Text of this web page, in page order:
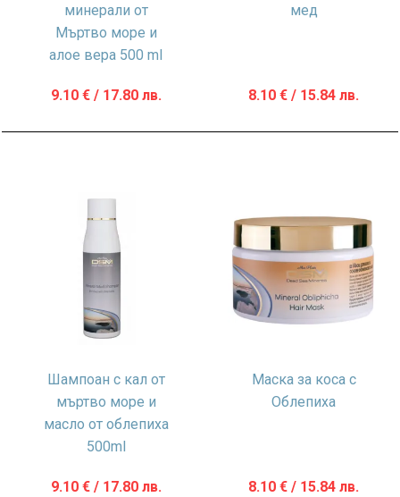
минерали от
Мъртво море и
алое вера 500 ml
9.10 €/ 17.80 лв.
мед
8.10€ / 15.84 лв.
Шампоан с кал от
мъртво море и
масло от облепиха
500ml
9.10 €/ 17.80 лв.
Маска за коса с
Oблепиха
8.10€ / 15.84 лв.